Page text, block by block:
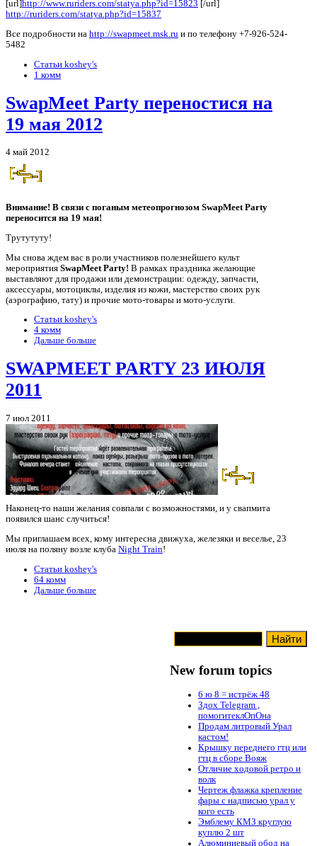
[url]http://www.ruriders.com/statya.php?id=15823 [/url]
http://ruriders.com/statya.php?id=15837
Все подробности на http://swapmeet.msk.ru и по телефону +7-926-524-
5482
Статьи koshey's
1 комм
SwapMeet Party переностися на
19 мая 2012
4 май 2012
Внимание! В связи с поганым метеопрогнозом SwapMeet Party
переносится на 19 мая!
Трутутуту!
Мы снова ждем вас в роли участников полезнейшего культ
мероприятия SwapMeet Party! В рамках праздника желающие
выставляют для продажи или демонстрации: одежду, запчасти,
аксессуары, мотоциклы, изделия из кожи, мастерство своих рук
(аэрографию, тату) и прочие мото-товары и мото-услуги.
Статьи koshey's
4 комм
Дальше больше
SWAPMEET PARTY 23 ИЮЛЯ
2011
7 июл 2011
Наконец-то наши желания совпали с возможностями, и у свапмита
появился шанс случиться!
Мы приглашаем всех, кому интересна движуха, железяки и веселье, 23
июля на поляну возле клуба Night Train!
Статьи koshey's
64 комм
Дальше больше
New forum topics
6 ю 8 = истрёж 48
Здох Telegram ,
помогитеклОпОна
Продам литровый Урал
кастом!
Крышку переднего гтц или
гтц в сборе Вояж
Отличие ходовой ретро и
волк
Чертеж флажка крепление
фары с надписью урал у
кого есть
Эмблему КМЗ круглую
куплю 2 шт
Алюминиевый обод на